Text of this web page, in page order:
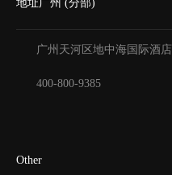
地址广州 (分部)
广州天河区地中海国际酒店
400-800-9385
Other